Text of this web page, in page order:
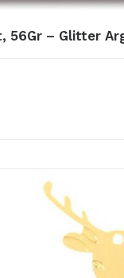
56Gr – Glitter